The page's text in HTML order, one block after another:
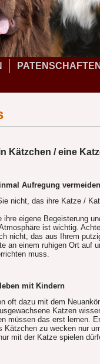
Kätzchen / eine
Aufregung
nicht, das ihre Katze /
ihre eigene Begeisterung
ist wichtig.
nicht, das aus Ihrem
an einem ruhigen Ort auf
muss.
mit Kindern
oft dazu mit dem
Katzen
müssen das erst lernen.
Kätzchen zu wecken nur
mit der Katze spielen